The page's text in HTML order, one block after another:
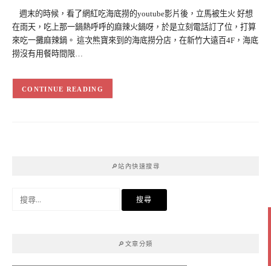
週末的時候，看了網紅吃海底撈的youtube影片後，立馬被生火 好想
在雨天，吃上那一鍋熱呼呼的麻辣火鍋呀，於是立刻電話訂了位，打算
來吃一攤麻辣鍋。 這次熊寶來到的海底撈分店，在新竹大遠百4F，海底
撈沒有用餐時間限…
CONTINUE READING
🔎站內快速搜尋
🔎文章分類